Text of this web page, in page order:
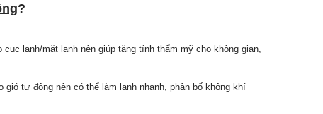
?
lạnh/mặt lạnh nên giúp tăng tính thẩm mỹ cho không gian,
tự động nên có thể làm lạnh nhanh, phân bố không khí